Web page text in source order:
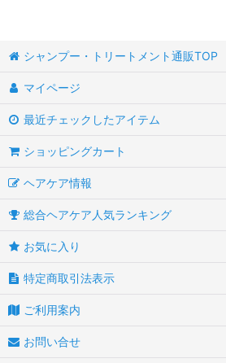
シャンプー・トリートメント通販TOP
マイページ
最近チェックしたアイテム
ショッピングカート
ヘアケア情報
総合ヘアケア人気ランキング
お気に入り
特定商取引法表示
ご利用案内
お問い合せ